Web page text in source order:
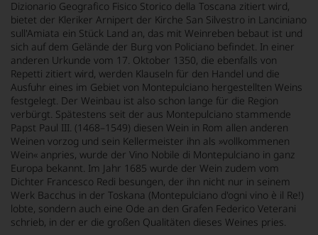
Dizionario Geografico Fisico Storico della Toscana zitiert wird,
bietet der Kleriker Arnipert der Kirche San Silvestro in Lanciniano
sull'Amiata ein Stück Land an, das mit Weinreben bebaut ist und
sich auf dem Gelände der Burg von Policiano befindet. In einer
anderen Urkunde vom 17. Oktober 1350, die ebenfalls von
Repetti zitiert wird, werden Klauseln für den Handel und die
Ausfuhr eines im Gebiet von Montepulciano hergestellten Weins
festgelegt. Der Weinbau ist also schon lange für die Region
verbürgt. Spätestens seit der aus Montepulciano stammende
Papst Paul III. (1468–1549) diesen Wein in Rom allen anderen
Weinen vorzog und sein Kellermeister ihn als »vollkommenen
Wein« anpries, wurde der Vino Nobile di Montepulciano in ganz
Europa bekannt. Im Jahr 1685 wurde der Wein zudem vom
Dichter Francesco Redi besungen, der ihn nicht nur in seinem
Werk Bacchus in der Toskana (Montepulciano d'ogni vino è il Re!)
lobte, sondern auch eine Ode an den Grafen Federico Veterani
schrieb, in der er die großen Qualitäten dieses Weines pries.